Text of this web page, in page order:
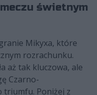
świetnym
Mikyxa, które
rozrachunku.
aż tak kluczowa, ale
Czarno-
triumfu. Poniżej z